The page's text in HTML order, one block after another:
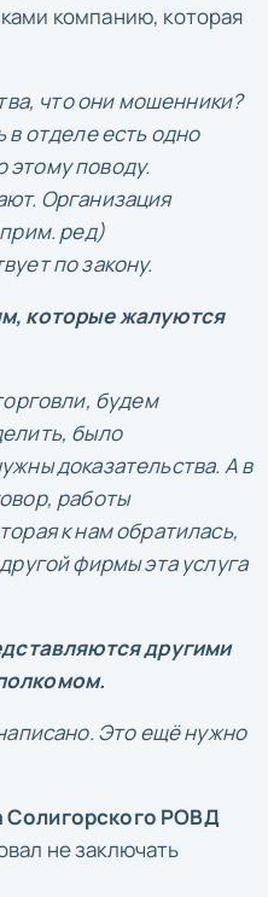
компанию, которая
что они мошенники?
в отделе есть одно
поводу.
Организация
ред)
по закону.
которые жалуются
будем
было
доказательства. А в
работы
к нам обратилась,
фирмы эта услуга
другими
Это ещё нужно
Солигорского РОВД
не заключать